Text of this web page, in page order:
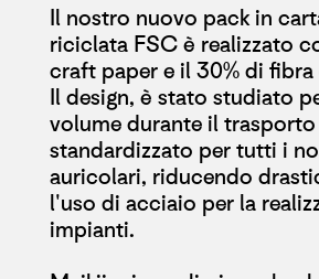
Il nostro nuovo pack in
riciclata FSC è realizzato
craft paper e il 30% di
Il design, è stato studiato
volume durante il trasporto
standardizzato per tutti i
auricolari, riducendo
l'uso di acciaio per la
impianti.